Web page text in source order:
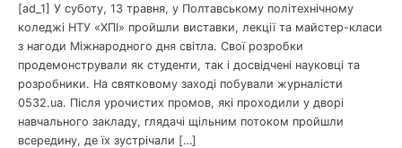
[ad_1] У суботу, 13 травня, у Полтавському політехнічному
коледжі НТУ «ХПІ» пройшли виставки, лекції та майстер-класи
з нагоди Міжнародного дня світла. Свої розробки
продемонстрували як студенти, так і досвідчені науковці та
розробники. На святковому заході побували журналісти
0532.ua. Після урочистих промов, які проходили у дворі
навчального закладу, глядачі щільним потоком пройшли
всередину, де їх зустрічали […]